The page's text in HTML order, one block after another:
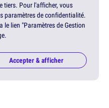
tiers. Pour l'afficher, vous
paramètres de confidentialité.
lien "Paramètres de Gestion
Accepter & afficher